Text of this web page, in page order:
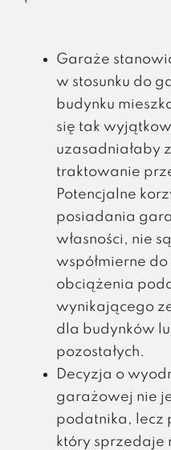
Garaże
w stosunku do
budynku
się tak
uzasadniałaby
traktowanie
Potencjalne
posiadania
własności, nie
współmierne
obciążenia
wynikającego
dla budynków
pozostałych.
Decyzja o
garażowej nie
podatnika, lecz
który sprzedaje